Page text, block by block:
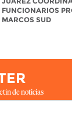
FUNCIONARIOS
MARCOS SUD
de noticias